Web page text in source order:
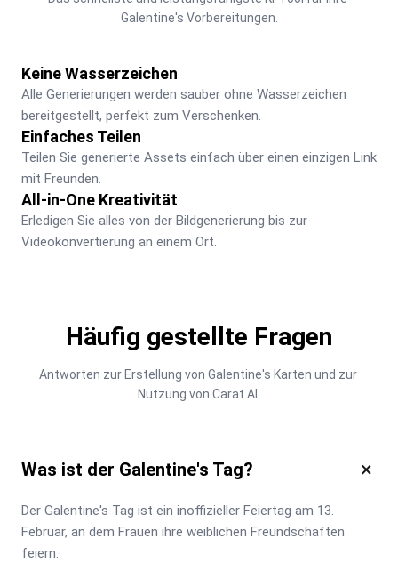
Galentine's Vorbereitungen.
Keine Wasserzeichen
Alle Generierungen werden sauber ohne Wasserzeichen
bereitgestellt, perfekt zum Verschenken.
Einfaches Teilen
Teilen Sie generierte Assets einfach über einen einzigen Link
mit Freunden.
All-in-One Kreativität
Erledigen Sie alles von der Bildgenerierung bis zur
Videokonvertierung an einem Ort.
Häufig gestellte Fragen
Antworten zur Erstellung von Galentine's Karten und zur
Nutzung von Carat AI.
Was ist der Galentine's Tag? ×
Der Galentine's Tag ist ein inoffizieller Feiertag am 13.
Februar, an dem Frauen ihre weiblichen Freundschaften
feiern.